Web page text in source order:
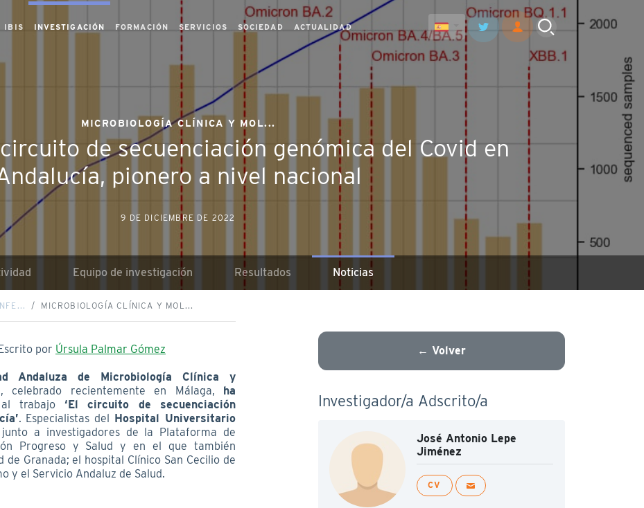
IBIS INVESTIGACIÓN FORMACIÓN SERVICIOS SOCIEDAD ACTUALIDAD
MICROBIOLOGÍA CLÍNICA Y MOL...
de secuenciación genómica del Covid en
pionero a nivel nacional
9 DE DICIEMBRE DE 2022
Equipo de investigación Resultados Noticias
MICROBIOLOGÍA CLÍNICA Y MOL...
por Úrsula Palmar Gómez
Andaluza de Microbiología Clínica y
celebrado recientemente en Málaga, ha
trabajo‘El circuito de secuenciación
. Especialistas del Hospital Universitario
a investigadores de la Plataforma de
Progreso y Salud y en el que también
Granada; el hospital Clínico San Cecilio de
y el Servicio Andaluz de Salud.
← Volver
Investigador/a Adscrito/a
José Antonio Lepe
Jiménez
CV